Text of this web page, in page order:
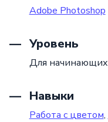
Adobe Photoshop
Уровень
Для начинающих
Навыки
Работа с цветом,